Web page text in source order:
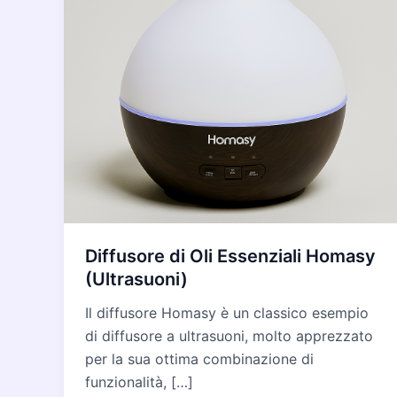
Diffusore di Oli Essenziali Homasy
(Ultrasuoni)
Il diffusore Homasy è un classico esempio
di diffusore a ultrasuoni, molto apprezzato
per la sua ottima combinazione di
funzionalità, […]